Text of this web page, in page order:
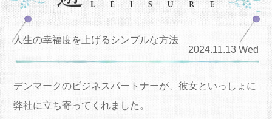
人生の幸福度を上げるシンプルな方法
2024.11.13 Wed
デンマークのビジネスパートナーが、彼女といっしょに
弊社に立ち寄ってくれました。